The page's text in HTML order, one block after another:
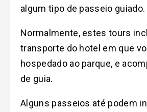
algum tipo de passeio guiado.
Normalmente, estes tours
transporte do hotel em que
hospedado ao parque, e
de guia.
Alguns passeios até podem